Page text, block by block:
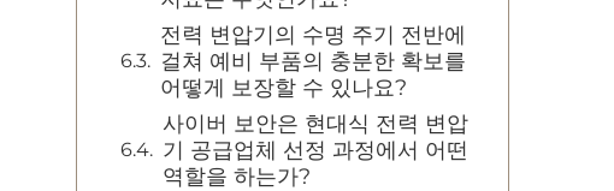
전력 변압기의 수명 주기 전반에
걸쳐 예비 부품의 충분한 확보를
어떻게 보장할 수 있나요?
사이버 보안은 현대식 전력 변압
기 공급업체 선정 과정에서 어떤
역할을 하는가?